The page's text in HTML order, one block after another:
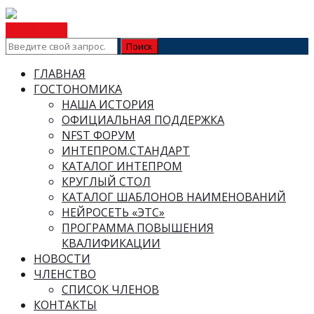
ГЛАВНАЯ
ГОСТОНОМИКА
НАША ИСТОРИЯ
ОФИЦИАЛЬНАЯ ПОДДЕРЖКА
NFST ФОРУМ
ИНТЕПРОМ.СТАНДАРТ
КАТАЛОГ ИНТЕПРОМ
КРУГЛЫЙ СТОЛ
КАТАЛОГ ШАБЛОНОВ НАИМЕНОВАНИЙ
НЕЙРОСЕТЬ «ЭТС»
ПРОГРАММА ПОВЫШЕНИЯ
КВАЛИФИКАЦИИ
НОВОСТИ
ЧЛЕНСТВО
СПИСОК ЧЛЕНОВ
КОНТАКТЫ